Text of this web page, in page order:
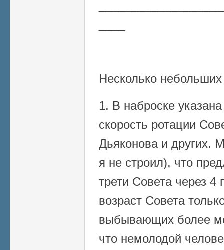
Несколько
1. В наброске
скорость ротации
Дьяконова и других.
я не строил), что
трети Совета через 4
возраст Совета
выбывающих более
что немолодой